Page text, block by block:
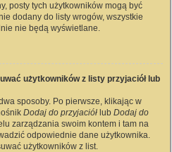
posty tych użytkowników mogą być
dodany do listy wrogów, wszystkie
nie będą wyświetlane.
użytkowników z listy przyjaciół lub
sposoby. Po pierwsze, klikając w
Dodaj do przyjaciół lub Dodaj do
zarządzania swoim kontem i tam na
odpowiednie dane użytkownika.
użytkowników z list.